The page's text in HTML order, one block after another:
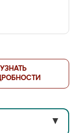
УЗНАТЬ
▼